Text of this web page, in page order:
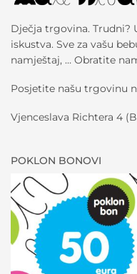
Dječja trgovina.
iskustva. Sve za vašu
namještaj, … Obratite
Posjetite našu trgovinu
Vjenceslava Richtera 4
POKLON BONOVI